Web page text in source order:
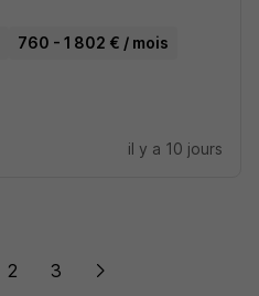
760 - 1 802 € / mois
il y a 10 jours
2 3